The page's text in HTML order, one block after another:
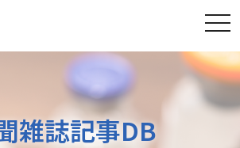
雑誌記事DB